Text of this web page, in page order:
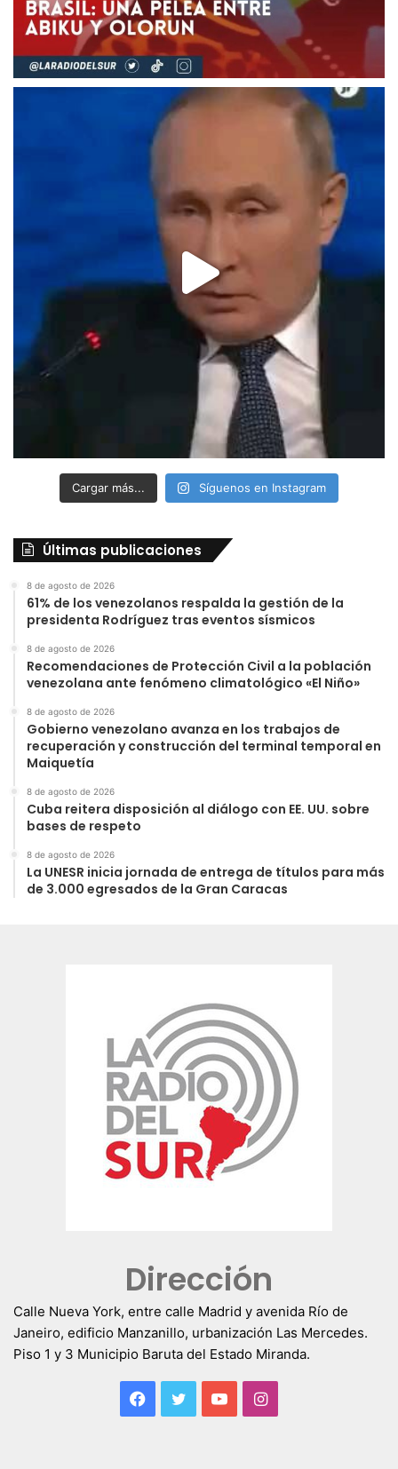
Cargar más... Síguenos en Instagram
Últimas publicaciones
8 de agosto de 2026
61% de los venezolanos respalda la gestión de la
presidenta Rodríguez tras eventos sísmicos
8 de agosto de 2026
Recomendaciones de Protección Civil a la población
venezolana ante fenómeno climatológico «El Niño»
8 de agosto de 2026
Gobierno venezolano avanza en los trabajos de
recuperación y construcción del terminal temporal en
Maiquetía
8 de agosto de 2026
Cuba reitera disposición al diálogo con EE. UU. sobre
bases de respeto
8 de agosto de 2026
La UNESR inicia jornada de entrega de títulos para más
de 3.000 egresados de la Gran Caracas
Dirección
Calle Nueva York, entre calle Madrid y avenida Río de
Janeiro, edificio Manzanillo, urbanización Las Mercedes.
Piso 1 y 3 Municipio Baruta del Estado Miranda.
Facebook
TwitterYouTubeInstagram